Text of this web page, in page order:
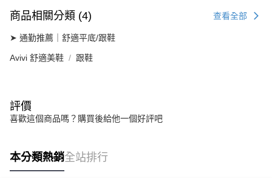
商品相關分類 (4) 查看全部
➤ 通勤推薦｜舒適平底/跟鞋
Avivi 舒適美鞋 跟鞋
評價
喜歡這個商品嗎？購買後給他一個好評吧
本分類熱銷全站排行